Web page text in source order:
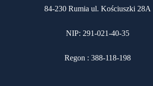
84-230 Rumia ul. Kościuszki 28A
NIP: 291-021-40-35
Regon : 388-118-198